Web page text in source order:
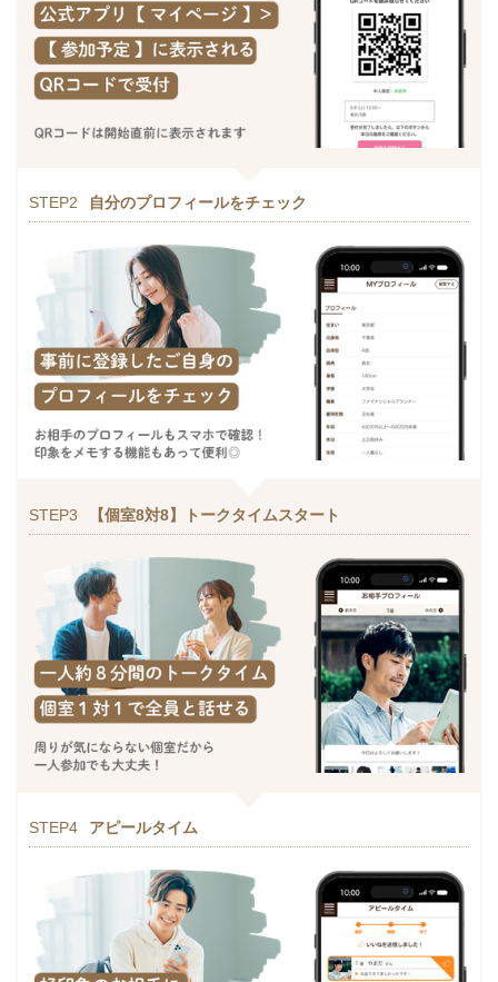
STEP2 自分のプロフィールをチェック
STEP3 【個室8対8】トークタイムスタート
STEP4 アピールタイム